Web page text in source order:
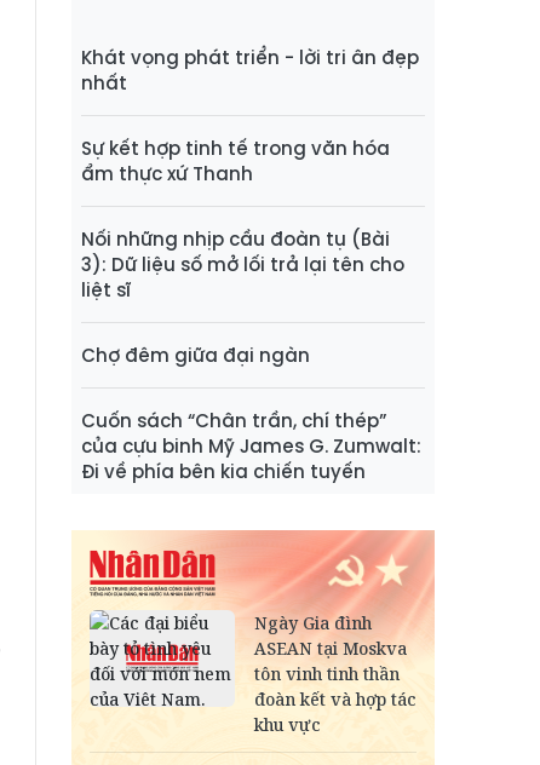
Khát vọng phát triển - lời tri ân đẹp
nhất
Sự kết hợp tinh tế trong văn hóa
ẩm thực xứ Thanh
Nối những nhịp cầu đoàn tụ (Bài
3): Dữ liệu số mở lối trả lại tên cho
liệt sĩ
Chợ đêm giữa đại ngàn
Cuốn sách “Chân trần, chí thép”
của cựu binh Mỹ James G. Zumwalt:
Đi về phía bên kia chiến tuyến